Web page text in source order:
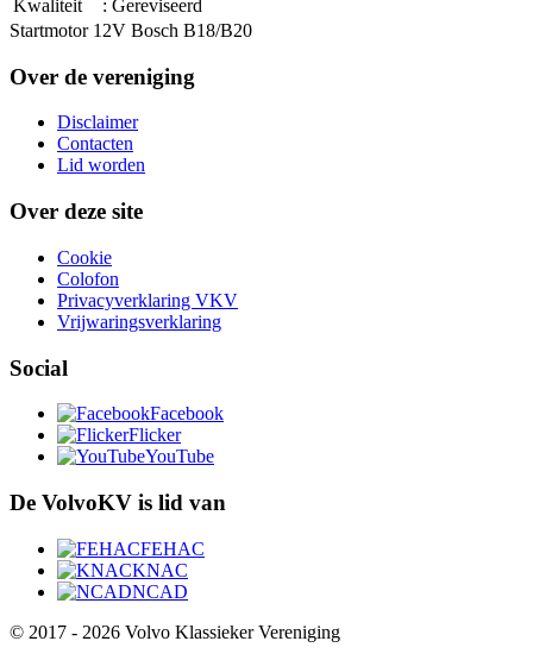
Kwaliteit
: Gereviseerd
Startmotor 12V Bosch B18/B20
Over de vereniging
Disclaimer
Contacten
Lid worden
Over deze site
Cookie
Colofon
Privacyverklaring VKV
Vrijwaringsverklaring
Social
Facebook
Flicker
YouTube
De VolvoKV is lid van
FEHAC
KNAC
NCAD
© 2017 - 2026 Volvo Klassieker Vereniging